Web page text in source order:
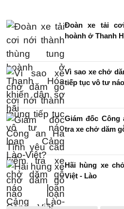
Đoàn xe tải
hoành ở Thanh
Vì sao xe chở
tiếp tục vô tư
Giám đốc Công
tra xe chở dăm
Hãi hùng xe
Việt - Lào